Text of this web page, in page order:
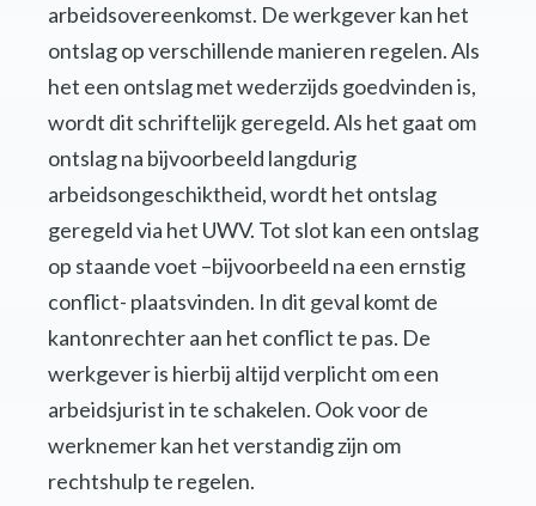
arbeidsovereenkomst. De werkgever kan het
ontslag op verschillende manieren regelen. Als
het een ontslag met wederzijds goedvinden is,
wordt dit schriftelijk geregeld. Als het gaat om
ontslag na bijvoorbeeld langdurig
arbeidsongeschiktheid, wordt het ontslag
geregeld via het UWV. Tot slot kan een ontslag
op staande voet –bijvoorbeeld na een ernstig
conflict- plaatsvinden. In dit geval komt de
kantonrechter aan het conflict te pas. De
werkgever is hierbij altijd verplicht om een
arbeidsjurist in te schakelen. Ook voor de
werknemer kan het verstandig zijn om
rechtshulp te regelen.